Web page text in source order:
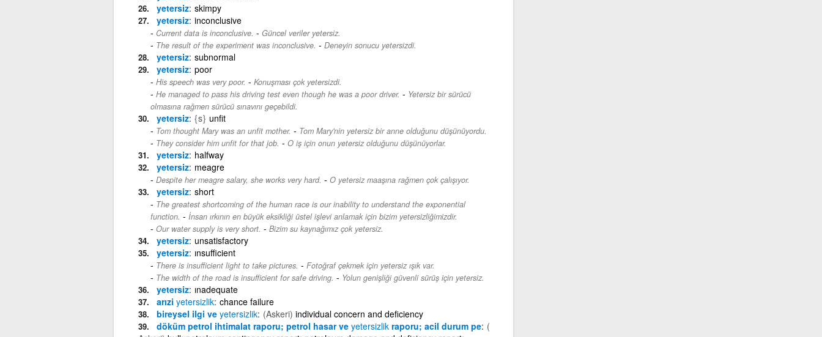
yetersiz skimpy
yetersiz inconclusive
Current data is inconclusive. - Güncel veriler yetersiz.
The result of the experiment was inconclusive. - Deneyin sonucu yetersizdi.
yetersiz subnormal
yetersiz poor
His speech was very poor. - Konuşması çok yetersizdi.
He managed to pass his driving test even though he was a poor driver. - Yetersiz bir sürücü
olmasına rağmen sürücü sınavını geçebildi.
yetersiz {s} unfit
Tom thought Mary was an unfit mother. - Tom Mary'nin yetersiz bir anne olduğunu düşünüyordu.
They consider him unfit for that job. - O iş için onun yetersiz olduğunu düşünüyorlar.
yetersiz halfway
yetersiz meagre
Despite her meagre salary, she works very hard. - O yetersiz maaşına rağmen çok çalışıyor.
yetersiz short
The greatest shortcoming of the human race is our inability to understand the exponential
function. - İnsan ırkının en büyük eksikliği üstel işlevi anlamak için bizim yetersizliğimizdir.
Our water supply is very short. - Bizim su kaynağımız çok yetersiz.
yetersiz unsatisfactory
yetersiz ınsufficient
There is insufficient light to take pictures. - Fotoğraf çekmek için yetersiz ışık var.
The width of the road is insufficient for safe driving. - Yolun genişliği güvenli sürüş için yetersiz.
yetersiz ınadequate
arızi yetersizlik chance failure
bireysel ilgi ve yetersizlik (Askeri) individual concern and deficiency
döküm petrol ihtimalat raporu; petrol hasar ve yetersizlikraporu; acil durum pe (